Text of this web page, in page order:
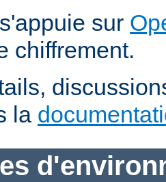
sur
chiffrement.
la